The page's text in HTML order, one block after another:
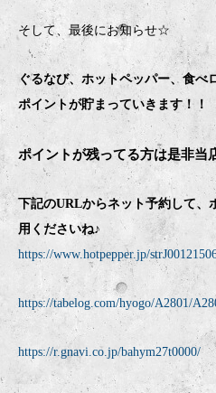
そして、最後にお知らせ☆
ぐるなび、ホットペッパー、食べ
ポイントが貯まっていきます！！
ポイントが残ってる方は是非当
下記のURLからネット予約して、
用くださいね♪
https://www.hotpepper.jp/
https://tabelog.com/hyogo/A2801/
https://r.gnavi.co.jp/bahym27t0000/